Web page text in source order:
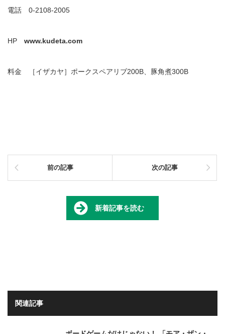
電話 0-2108-2005
HP www.kudeta.com
料金 ［イザカヤ］ポークスペアリブ200B、豚角煮300B
前の記事 次の記事
新着記事を読む
関連記事